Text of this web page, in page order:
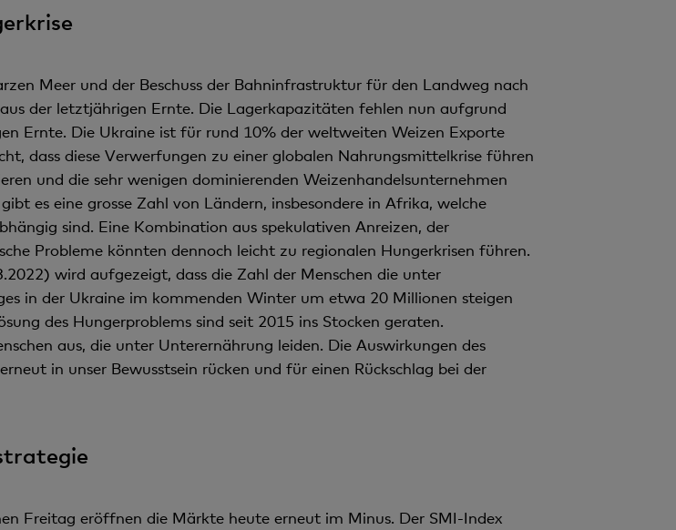
Meer und der Beschuss der Bahninfrastruktur für den Landweg nach
der letztjährigen Ernte. Die Lagerkapazitäten fehlen nun aufgrund
Ernte. Die Ukraine ist für rund 10% der weltweiten Weizen Exporte
dass diese Verwerfungen zu einer globalen Nahrungsmittelkrise führen
und die sehr wenigen dominierenden Weizenhandelsunternehmen
es eine grosse Zahl von Ländern, insbesondere in Afrika, welche
sind. Eine Kombination aus spekulativen Anreizen, der
Probleme könnten dennoch leicht zu regionalen Hungerkrisen führen.
wird aufgezeigt, dass die Zahl der Menschen die unter
in der Ukraine im kommenden Winter um etwa 20 Millionen steigen
des Hungerproblems sind seit 2015 ins Stocken geraten.
aus, die unter Unterernährung leiden. Die Auswirkungen des
in unser Bewusstsein rücken und für einen Rückschlag bei der
Freitag eröffnen die Märkte heute erneut im Minus. Der SMI-Index